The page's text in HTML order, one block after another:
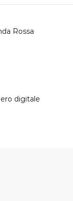
Rossa
digitale